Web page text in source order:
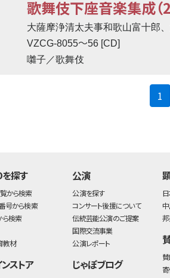
歌舞伎下座音楽集成（2
大薩摩浄清太夫事和歌山富十郎
VZCG-8055〜56 [CD]
囃子／歌舞伎
1
を探す
から検索
号から検索
ら検索
教材
ストア
公演
公演を探す
コンサート後援について
伝統芸能公演のご提案
国際交流事業
公演レポート
じゃぽブログ
邦